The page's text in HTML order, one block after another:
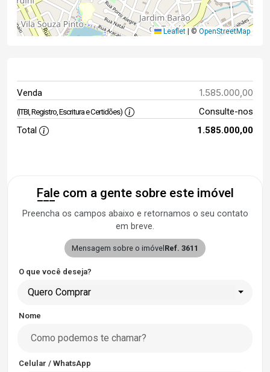
Leaflet |© OpenStreetMap
Venda 1.585.000,00
(ITBI, Registro, Escritura e Certidões)
Consulte-nos
Total
1.585.000,00
Fale com a gente sobre este imóvel
Preencha os campos abaixo e retornamos o seu contato
em breve.
Mensagem sobre o imóvel Ref. 3611
O que você deseja?
Quero Comprar
Nome
Celular / WhatsApp